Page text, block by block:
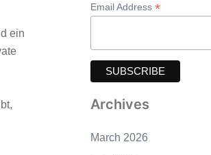
ein
Email Address *
Archives
March 2026